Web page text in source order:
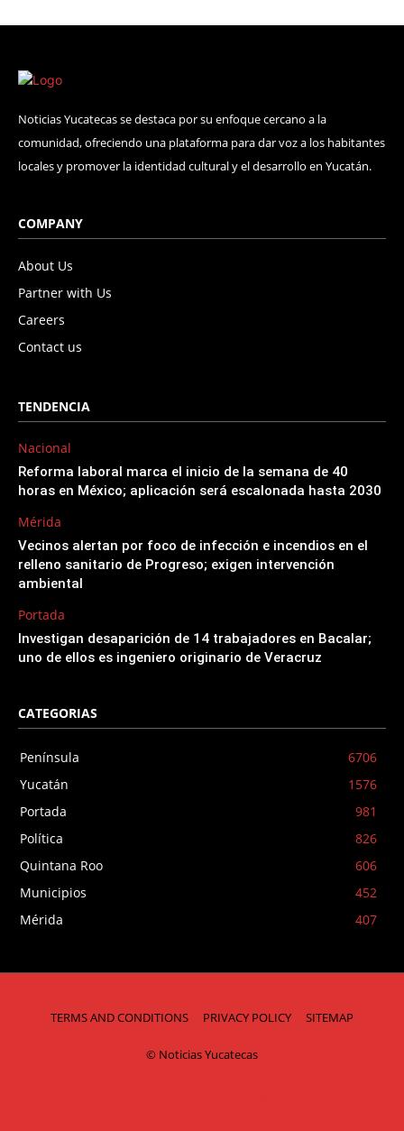
Noticias Yucatecas se destaca por su enfoque cercano a la
comunidad, ofreciendo una plataforma para dar voz a los habitantes
locales y promover la identidad cultural y el desarrollo en Yucatán.
COMPANY
About Us
Partner with Us
Careers
Contact us
TENDENCIA
Nacional
Reforma laboral marca el inicio de la semana de 40
horas en México; aplicación será escalonada hasta 2030
Mérida
Vecinos alertan por foco de infección e incendios en el
relleno sanitario de Progreso; exigen intervención
ambiental
Portada
Investigan desaparición de 14 trabajadores en Bacalar;
uno de ellos es ingeniero originario de Veracruz
CATEGORIAS
Península
6706
Yucatán
1576
Portada
981
Política
826
Quintana Roo
606
Municipios
452
Mérida
407
TERMS AND CONDITIONS PRIVACY POLICY SITEMAP
© Noticias Yucatecas